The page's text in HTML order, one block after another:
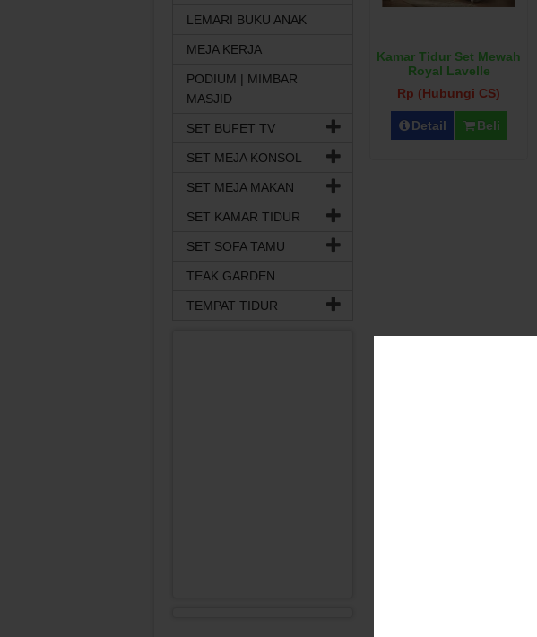
Kamar Tidur Set Mewah
Royal Lavelle
Rp (Hubungi CS)
Detail Beli
LEMARI BUKU ANAK
MEJA KERJA
PODIUM | MIMBAR
MASJID
SET BUFET TV
SET MEJA KONSOL
SET MEJA MAKAN
SET KAMAR TIDUR
SET SOFA TAMU
TEAK GARDEN
TEMPAT TIDUR